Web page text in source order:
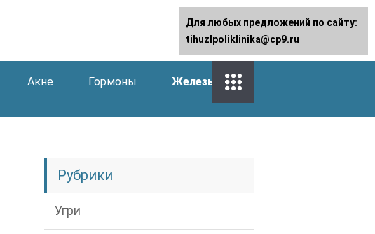
Акне Гормоны
Железы
Рубрики
Угри
Для любых предложений по сайту:
tihuzlpoliklinika@cp9.ru